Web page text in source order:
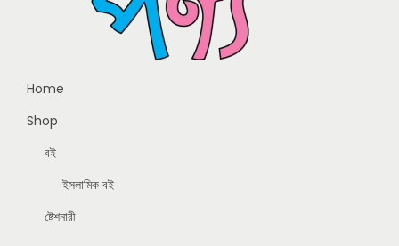
Home
Shop
বই
ইসলামিক বই
ষ্টেশনারী